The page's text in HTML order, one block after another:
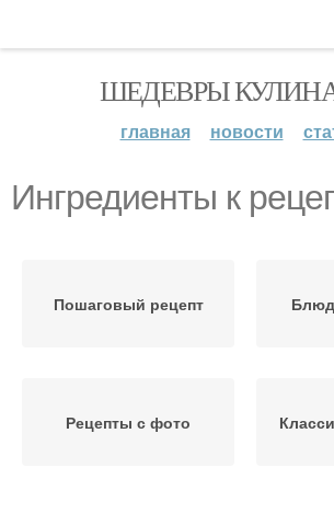
ШЕДЕВРЫ
главная новости
Ингредиенты к
Пошаговый рецепт
Рецепты с фото